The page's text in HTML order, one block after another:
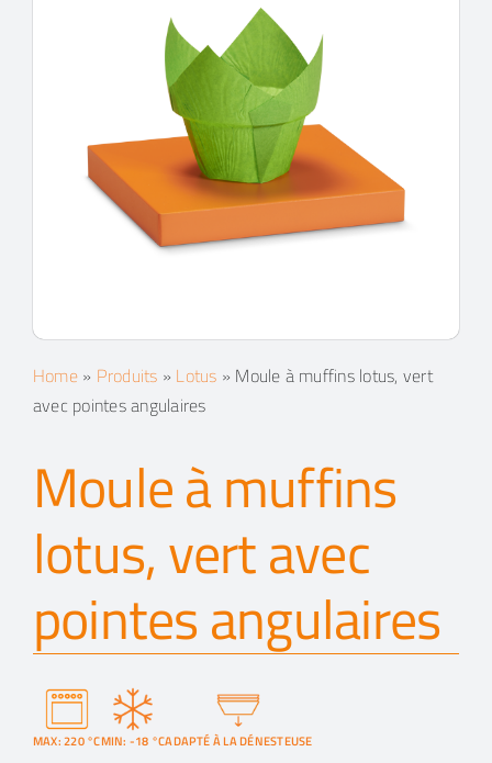
Recherche
Home» Produits » Lotus » Moule à muffins lotus, vert
avec pointes angulaires
Moule à muffins
lotus, vert avec
pointes angulaires
MAX: 220 °CMIN: -18 °CADAPTÉ À LA DÉNESTEUSE